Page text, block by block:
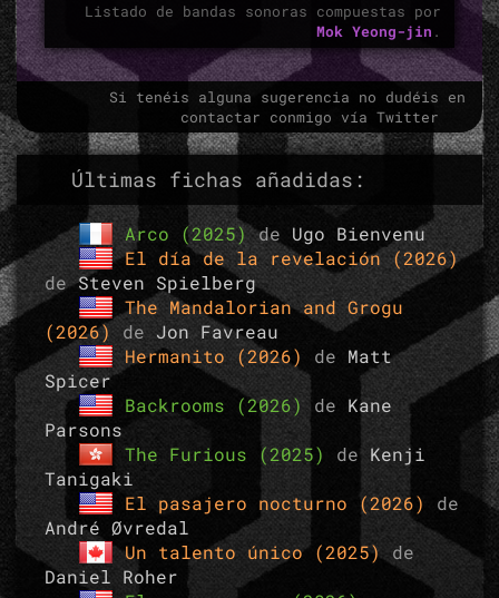
Listado de bandas sonoras compuestas por
Mok Yeong-jin .
Si tenéis alguna sugerencia no dudéis en
contactar conmigo vía Twitter
Últimas fichas añadidas:
Arco (2025)de Ugo Bienvenu
El día de la revelación (2026)
deSteven Spielberg
The Mandalorian and Grogu
(2026) de Jon Favreau
Hermanito (2026) de Matt
Spicer
Backrooms (2026) de Kane
Parsons
The Furious (2025) de Kenji
Tanigaki
El pasajero nocturno (2026) de
André Øvredal
Un talento único (2025) de
Daniel Roher